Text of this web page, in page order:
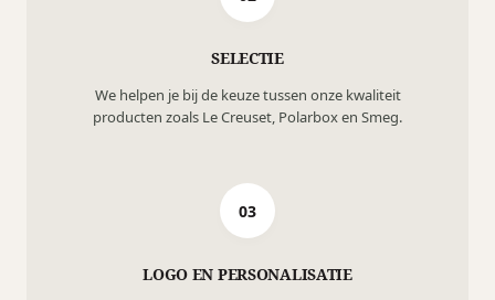
SELECTIE
We helpen je bij de keuze tussen onze kwaliteit
producten zoals Le Creuset, Polarbox en Smeg.
03
LOGO EN PERSONALISATIE